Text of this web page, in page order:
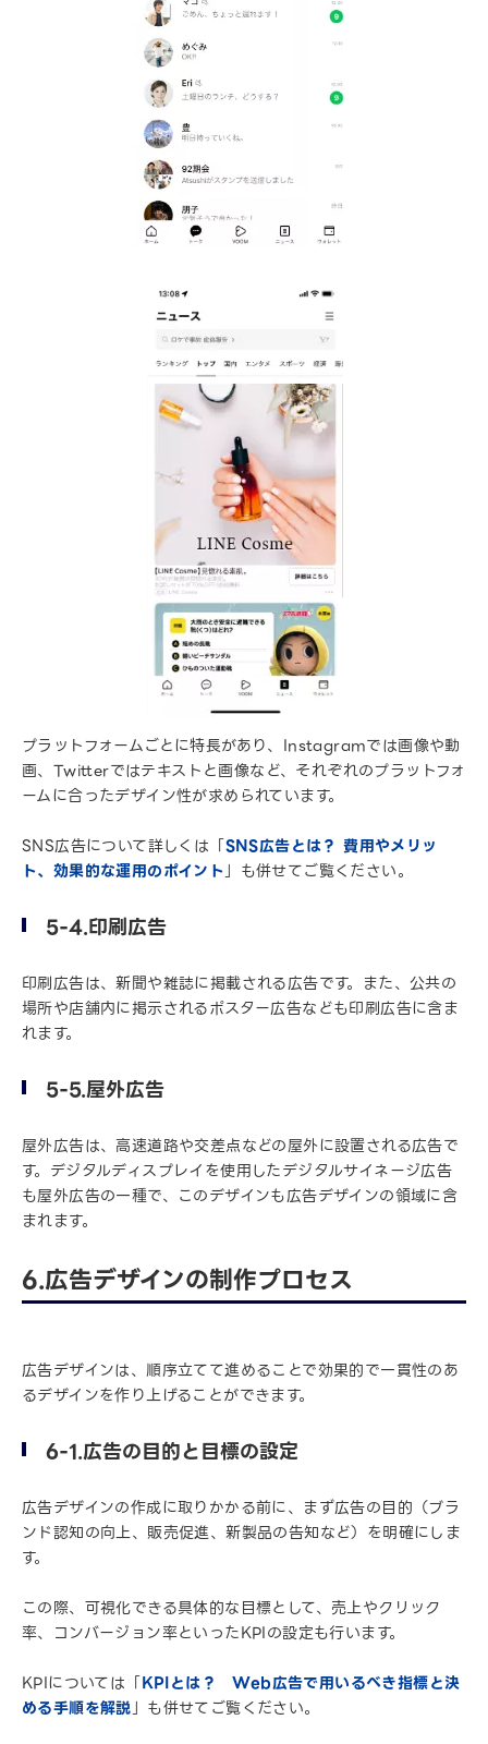
プラットフォームごとに特長があり、Instagramでは画像や動
画、Twitterではテキストと画像など、それぞれのプラットフォ
ームに合ったデザイン性が求められています。
SNS広告について詳しくは「SNS広告とは？ 費用やメリッ
ト、効果的な運用のポイント」も併せてご覧ください。
5-4.印刷広告
印刷広告は、新聞や雑誌に掲載される広告です。また、公共の
場所や店舗内に掲示されるポスター広告なども印刷広告に含ま
れます。
5-5.屋外広告
屋外広告は、高速道路や交差点などの屋外に設置される広告で
す。デジタルディスプレイを使用したデジタルサイネージ広告
も屋外広告の一種で、このデザインも広告デザインの領域に含
まれます。
6.広告デザインの制作プロセス
広告デザインは、順序立てて進めることで効果的で一貫性のあ
るデザインを作り上げることができます。
6-1.広告の目的と目標の設定
広告デザインの作成に取りかかる前に、まず広告の目的（ブラ
ンド認知の向上、販売促進、新製品の告知など）を明確にしま
す。
この際、可視化できる具体的な目標として、売上やクリック
率、コンバージョン率といったKPIの設定も行います。
KPIについては「KPIとは？ Web広告で用いるべき指標と決
める手順を解説」も併せてご覧ください。